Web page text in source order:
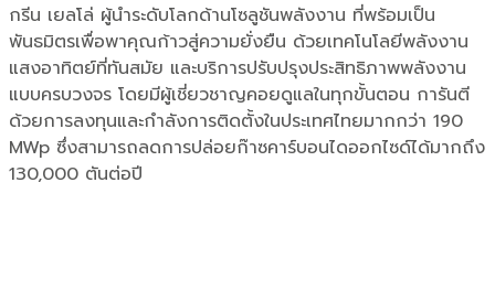
กรีน เยลโล่ ผู้นำระดับโลกด้านโซลูชันพลังงาน ที่พร้อมเป็น
พันธมิตรเพื่อพาคุณก้าวสู่ความยั่งยืน ด้วยเทคโนโลยีพลังงาน
แสงอาทิตย์ที่ทันสมัย และบริการปรับปรุงประสิทธิภาพพลังงาน
แบบครบวงจร โดยมีผู้เชี่ยวชาญคอยดูแลในทุกขั้นตอน การันตี
ด้วยการลงทุนและกำลังการติดตั้งในประเทศไทยมากกว่า 190
MWp ซึ่งสามารถลดการปล่อยก๊าซคาร์บอนไดออกไซด์ได้มากถึง
130,000 ตันต่อปี